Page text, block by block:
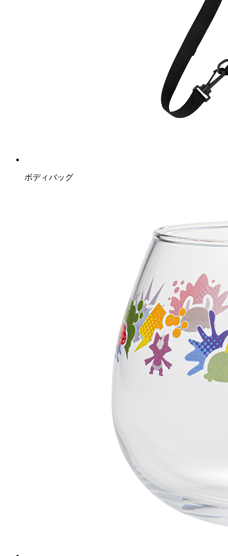
ボディバッグ